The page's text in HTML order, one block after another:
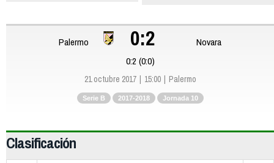
Palermo 0:2
Novara
0:2 (0:0)
21 octubre 2017 15:00 Palermo
Serie B 2017-2018 Jornada 10
Clasificación